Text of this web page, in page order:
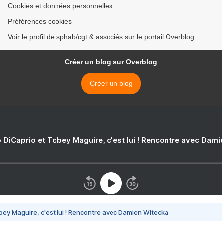
Cookies et données personnelles
Préférences cookies
Voir le profil de sphab/cgt & associés sur le portail Overblog
Créer un blog sur Overblog
Créer un blog
DiCaprio et Tobey Maguire, c'est lui ! Rencontre avec
Maguire, c'est lui ! Rencontre avec Damien Witecka